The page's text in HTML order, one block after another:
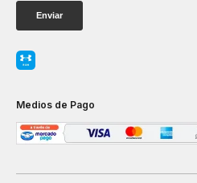
Medios de Pago